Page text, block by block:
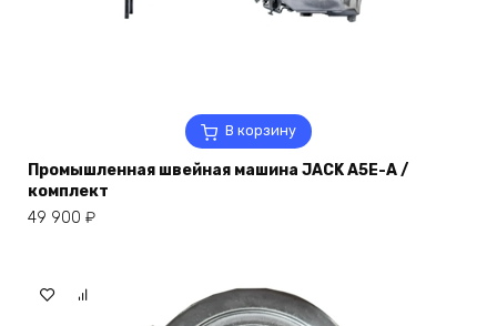
В корзину
Промышленная швейная машина JACK A5E-A /
комплект
49 900 ₽